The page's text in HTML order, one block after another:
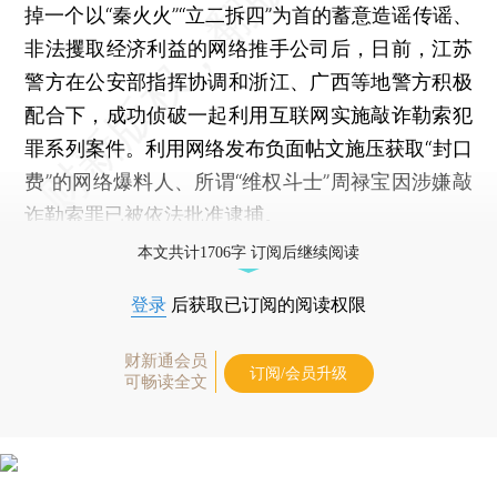
掉一个以“秦火火”“立二拆四”为首的蓄意造谣传谣、
非法攫取经济利益的网络推手公司后，日前，江苏
警方在公安部指挥协调和浙江、广西等地警方积极
配合下，成功侦破一起利用互联网实施敲诈勒索犯
罪系列案件。利用网络发布负面帖文施压获取“封口
费”的网络爆料人、所谓“维权斗士”周禄宝因涉嫌敲
诈勒索罪已被依法批准逮捕。
本文共计1706字 订阅后继续阅读
登录 后获取已订阅的阅读权限
财新通会员
可畅读全文
订阅/会员升级